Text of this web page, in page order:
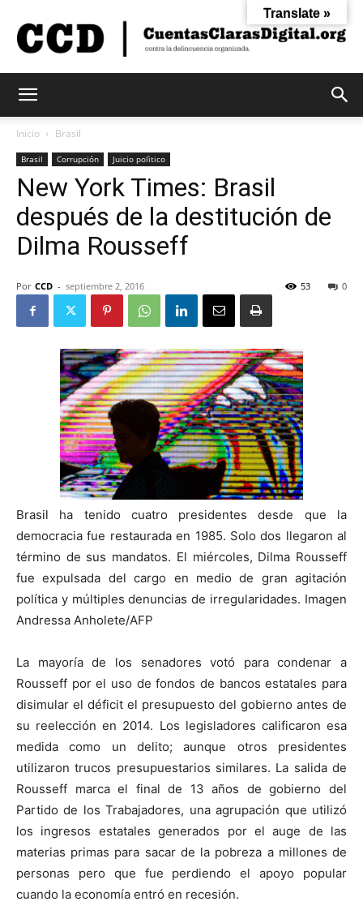
Claras
Digital
Inicio Brasil
Brasil Corrupción Juicio polìtico
New York Times: Brasil
después de la destitución de
Dilma Rousseff
Por CCD - septiembre 2, 2016 0
53
Brasil ha tenido cuatro presidentes desde que la
democracia fue restaurada en 1985. Solo dos llegaron al
término de sus mandatos. El miércoles, Dilma Rousseff
fue expulsada del cargo en medio de gran agitación
política y múltiples denuncias de irregularidades. Imagen
Andressa Anholete/AFP
La mayoría de los senadores votó para condenar a
Rousseff por el uso de fondos de bancos estatales para
disimular el déficit el presupuesto del gobierno antes de
su reelección en 2014. Los legisladores calificaron esa
medida como un delito; aunque otros presidentes
utilizaron trucos presupuestarios similares. La salida de
Rousseff marca el final de 13 años de gobierno del
Partido de los Trabajadores, una agrupación que utilizó
los ingresos estatales generados por el auge de las
materias primas para sacar de la pobreza a millones de
personas pero que fue perdiendo el apoyo popular
cuando la economía entró en recesión.
Translate »